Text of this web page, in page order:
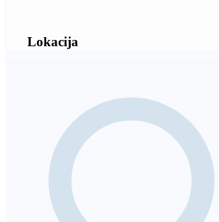
Lokacija